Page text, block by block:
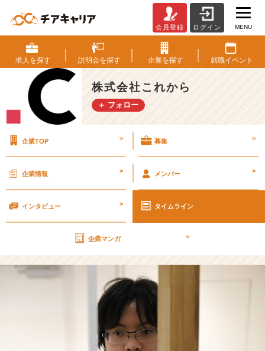
0
0
社
就
活
落
ら
学
と
【株
式
社
こ
か
ら
会員登録 ログイン MENU
求人を探す 説明会を探す 企業を探す 就職イベント
株式会社これから
＋ フォロー
企業TOP > 募集 >
企業情報 > メンバー >
インタビュー > タイムライン
企業マンガ >